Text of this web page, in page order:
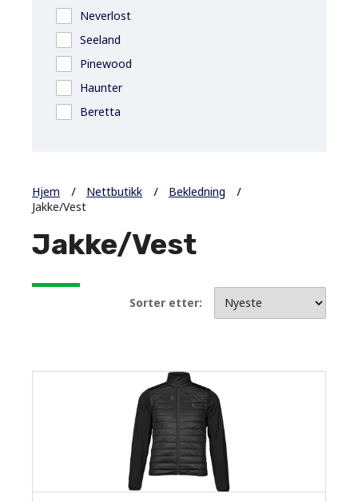
Neverlost
Seeland
Pinewood
Haunter
Beretta
Hjem Nettbutikk
Bekledning
Jakke/Vest
Jakke/Vest
Sorter etter: